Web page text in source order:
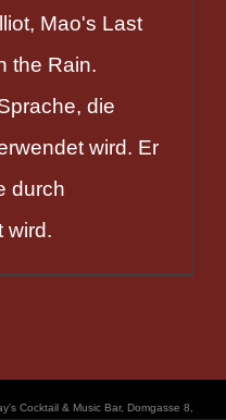
Mao's Last
the Rain.
die
wird. Er
durch
wird.
Cocktail & Music Bar, Domgasse 8,